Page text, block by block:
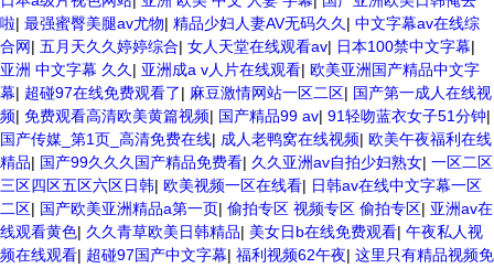
啦| 最强蜜臀美腿av尤物| 精品少妇人妻AV无码久久 | 中文字幕av在线综
合网| 五月天久久婷婷综合| 女人天堂在线观看av| 日本100禁中文字幕|
亚洲 中文字幕 久久 | 亚洲成a v人片在线观看| 欧美亚洲国产精品中文字
幕| 超碰97在线免费观看了| 麻豆激情网站一区二区| 国产第一成人在线视
频| 免费观看高清欧美黄篇视频| 国产精品99 av| 91轻吻蓝衣女子51分钟|
国产传媒_第1页_高清免费在线| 成人老鸭窝在线视频| 欧美午夜福利在线
精品| 国产99久久久国产精品免费看| 久久亚洲av自拍少妇熟女| 一区二区
三区四区五区六区日韩| 欧美视频一区在线看| 日韩av在线中文字幕一区
二区| 国产欧美亚洲精品a第一页| 偷拍专区 视频专区 偷拍专区| 亚洲av在
线观看黄色| 久久青草欧美日韩精品| 美女日b在线免费观看| 午夜私人视
频在线观看| 超碰97国产中文字幕| 福利视频62午夜| 这里只有精品视频免